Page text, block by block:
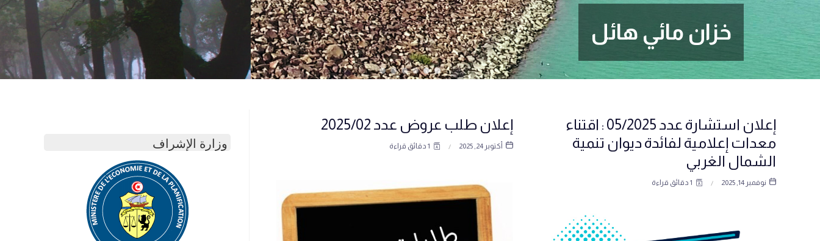
ثروة غابية وتنوع بيولوجي
إعلان استشارة عدد 05/2025 : اقتناء
معدات إعلامية لفائدة ديوان تنمية
الشمال الغربي
نوفمبر 14, 2025 1 دقائق قراءة
إعلان طلب عروض عدد 2025/02
أكتوبر 24, 2025 1 دقائق قراءة وزارة الإشراف